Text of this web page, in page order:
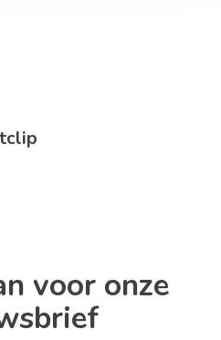
voor onze